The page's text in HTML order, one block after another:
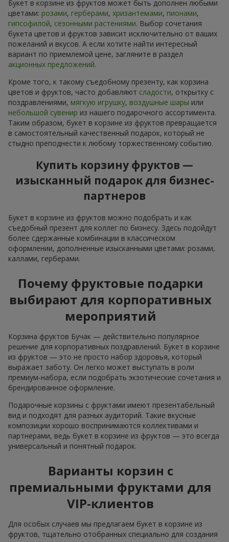
Букет в корзине из фруктов может быть дополнен любыми
цветами: розами, герберами, хризантемами, пионами,
гипсофилой, сезонными растениями. Выбор сочетания
букета цветов и фруктов зависит исключительно от ваших
пожеланий и вкусов. А если хотите найти интересный
вариант по приемлемой цене, загляните в раздел
акционных предложений.
Кроме того, к такому съедобному презенту, как корзина
цветов и фруктов, часто добавляют сладости, открытку с
поздравлениями, мягкую игрушку, воздушные шары или
небольшой сувенир из нашего подарочного ассортимента.
Таким образом, букет в корзине из фруктов превращается
в самостоятельный качественный подарок, который не
стыдно преподнести к любому торжественному событию.
Купить корзину фруктов —
изысканный подарок для бизнес-
партнеров
Букет в корзине из фруктов можно подобрать и как
съедобный презент для коллег по бизнесу. Здесь подойдут
более сдержанные комбинации в классическом
оформлении, дополненные изысканными цветами: розами,
каллами, герберами.
Почему фруктовые подарки
выбирают для корпоративных
мероприятий
Корзина фруктов Бучак — действительно популярное
решение для корпоративных поздравлений. Букет в корзине
из фруктов — это не просто набор здоровья, который
выражает заботу. Он легко может выступать в роли
премиум-набора, если подобрать экзотические сочетания и
брендированное оформление.
Подарочные корзины с фруктами имеют презентабельный
вид и подходят для разных аудиторий. Такие вкусные
композиции хорошо воспринимаются коллективами и
партнерами, ведь букет в корзине из фруктов — это всегда
универсальный и понятный подарок.
Варианты корзин с
премиальными фруктами для
VIP-клиентов
Для особых случаев мы предлагаем букет в корзине из
фруктов, тщательно отобранных специально для создания